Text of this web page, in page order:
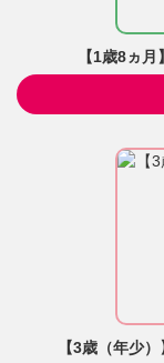
【1歳8ヵ
【3歳（年少